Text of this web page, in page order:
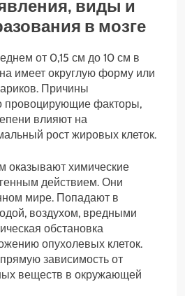
виды и
в мозге
от 0,15 см до 10 см в
имеет округлую форму или
Причины
провоцирующие факторы,
влияют на
рост жировых клеток.
оказывают химические
действием. Они
мире. Попадают в
воздухом, вредными
обстановка
опухолевых клеток.
зависимость от
веществ в окружающей